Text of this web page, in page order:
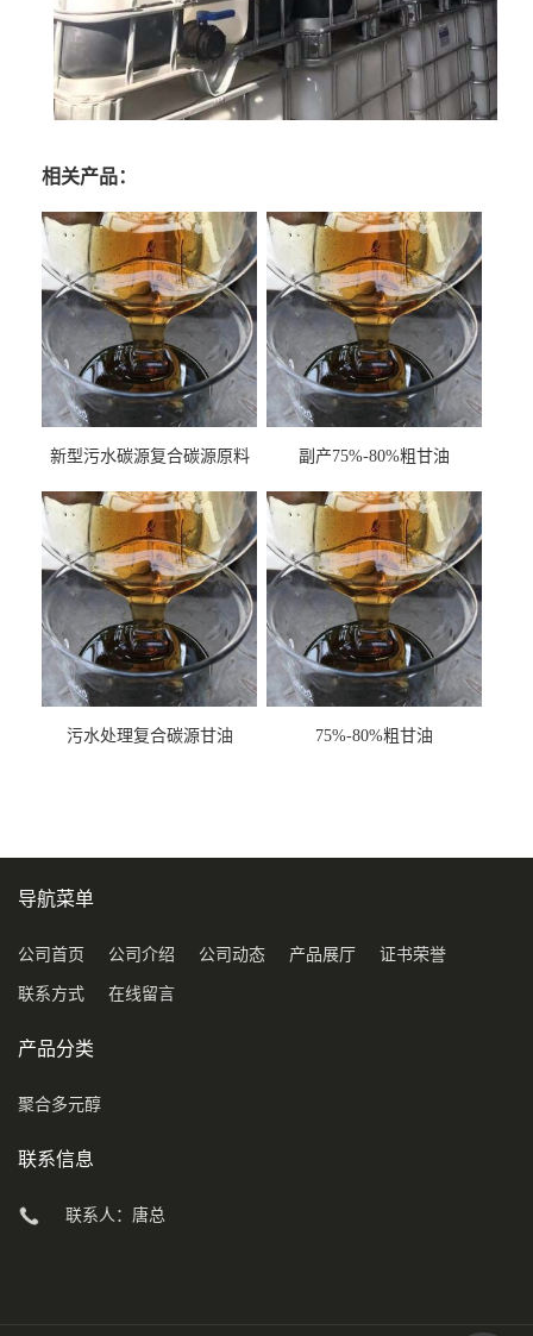
相关产品：
新型污水碳源复合碳源原料
副产75%-80%粗甘油
污水处理复合碳源甘油
75%-80%粗甘油
导航菜单
公司首页 公司介绍 公司动态 产品展厅 证书荣誉
联系方式 在线留言
产品分类
聚合多元醇
联系信息
联系人：唐总